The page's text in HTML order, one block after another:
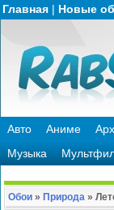
Главная | Новые
Авто Аниме
Музыка
Обои » Природа »